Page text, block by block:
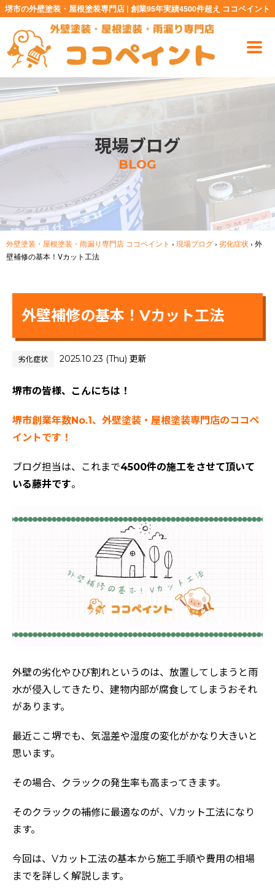
堺市の外壁塗装・屋根塗装専門店 | 創業95年実績4500件超え ココペイント
現場ブログ
BLOG
外壁塗装・屋根塗装・雨漏り専門店 ココペイント › 現場ブログ › 劣化症状 › 外
壁補修の基本！Vカット工法
外壁補修の基本！Vカット工法
劣化症状 2025.10.23 (Thu) 更新
堺市の皆様、こんにちは！
堺市創業年数No.1、外壁塗装・屋根塗装専門店のココペ
イントです！
ブログ担当は、これまで4500件の施工をさせて頂いて
いる藤井です。
外壁の劣化やひび割れというのは、放置してしまうと雨
水が侵入してきたり、建物内部が腐食してしまうおそれ
があります。
最近ここ堺でも、気温差や湿度の変化がかなり大きいと
思います。
その場合、クラックの発生率も高まってきます。
そのクラックの補修に最適なのが、Vカット工法になり
ます。
今回は、Vカット工法の基本から施工手順や費用の相場
までを詳しく解説します。